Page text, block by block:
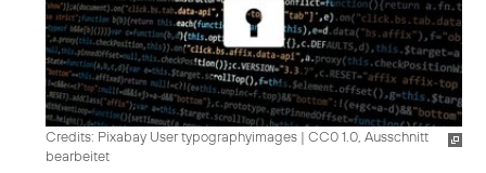
Credits: Pixabay User typographyimages | CC0 1.0, Ausschnitt
bearbeitet